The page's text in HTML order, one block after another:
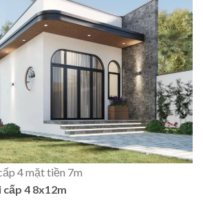
4 mặt tiền 7m
4 8x12m